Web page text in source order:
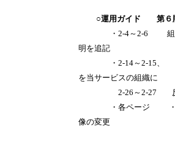
○運用ガイド 第６
・2-4～2-6 組織の
明を追記
・2-14～2-15、 『
を当サービスの組織に
2-26～2-27 反映
・各ページ ・デザ
像の変更